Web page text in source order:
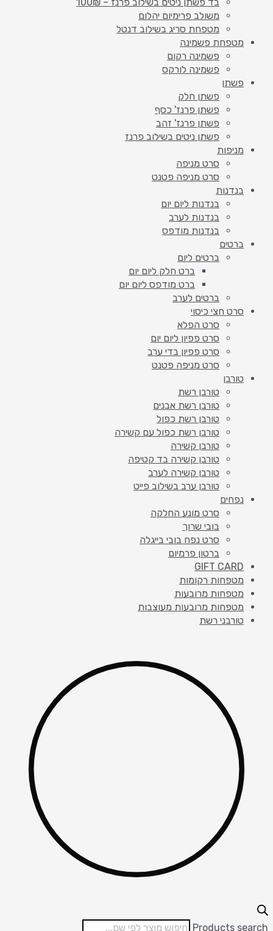
משולב פרימיום יהלום
מטפחת סריג בשילוב דנטל
מטפחת פשמינה
פשמינה רקום
פשמינה לורקס
פשתן
פשתן חלק
פשתן פרנז' כסף
פשתן פרנז' זהב
פשתן ניטים בשילוב פרנז
מניפות
סרט מניפה
סרט מניפה פטנט
בנדנות
בנדנות ליום יום
בנדנות לערב
בנדנות מודפס
ברטים
ברטים ליום
ברט חלק ליום יום
ברט מודפס ליום יום
ברטים לערב
סרט חצי כיסוי
סרט הפלא
סרט פפיון ליום יום
סרט פפיון בדי ערב
סרט מניפה פטנט
טורבן
טורבן רשת
טורבן רשת אבנים
טורבן רשת כפול
טורבן רשת כפול עם קשירה
טורבן קשירה
טורבן קשירה בד קטיפה
טורבן קשירה לערב
טורבן ערב בשילוב פייט
נפחים
סרט מונע החלקה
בובי שרוך
סרט נפח בובי בייגלה
ברטון פרמיום
GIFT CARD
מטפחות רקומות
מטפחות מרובעות
מטפחות מרובעות מעוצבות
טורבני רשת
Products search